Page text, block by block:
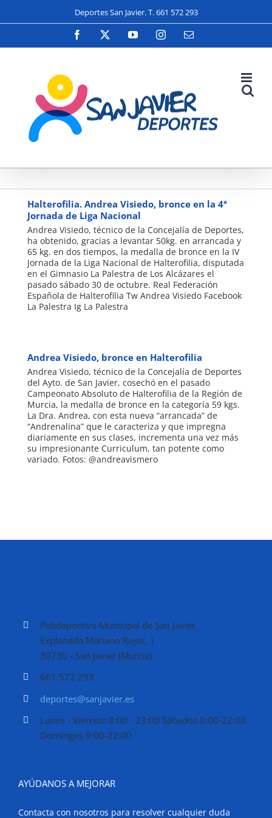
contenido
Deportes San Javier. T. 661 572 293
Facebook YouTubeInstagramCorreo
Halterofilia. Andrea Visiedo, bronce en la 4ª
Jornada de Liga Nacional
Andrea Visiedo, técnico de la Concejalía de Deportes,
ha obtenido, gracias a levantar 50kg. en arrancada y
65 kg. en dos tiempos, la medalla de bronce en la IV
Jornada de la Liga Nacional de Halterofilia, disputada
en el Gimnasio La Palestra de Los Alcázares el
pasado sábado 30 de octubre. Real Federación
Española de Halterofilia Tw Andrea Visiedo Facebook
La Palestra Ig La Palestra
Andrea Visiedo, bronce en Halterofilia
Andrea Visiedo, técnico de la Concejalía de Deportes
del Ayto. de San Javier, cosechó en el pasado
Campeonato Absoluto de Halterofilia de la Región de
Murcia, la medalla de bronce en la categoría 59 kgs.
La Dra. Andrea, con esta nueva “arrancada” de
“Andrenalina” que le caracteriza y que impregna
diariamente en sus clases, incrementa una vez más
su impresionante Curriculum, tan potente como
variado. Fotos: @andreavismero
Polideportivo Municipal de San Javier
Explanada Mariano Rojas, 1
30730 - San Javier (Murcia)
661 572 293
deportes@sanjavier.es
Lunes - Viernes: 8:00 - 23:00 Sábados 8:00-22:00
Domingos 9:00-22:00
AYÚDANOS A MEJORAR
Contacta con nosotros para resolver cualquier duda